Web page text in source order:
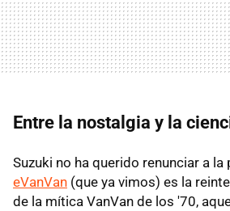
Entre la nostalgia y la
Suzuki no ha querido renunciar a
eVanVan (que ya vimos) es la
de la mítica VanVan de los '70,